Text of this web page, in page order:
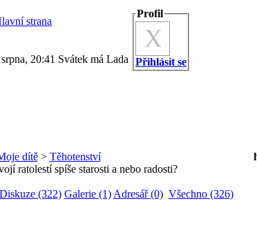
strana
20:41 Svátek má Lada
Profil
Přihlásit se
dítě> Těhotenství
ratolestí spíše starosti a nebo radosti?
Diskuze (322) Galerie (1) Adresář (0) Všechno (326)